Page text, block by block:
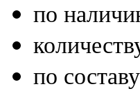
по
по